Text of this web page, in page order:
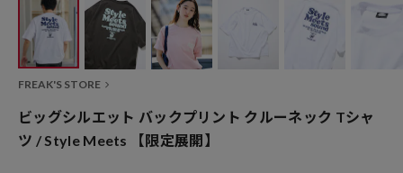
FREAK'S STORE
ビッグシルエット バックプリント クルーネック Tシャ
ツ / Style Meets 【限定展開】